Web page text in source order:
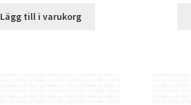
Lägg till i varukorg